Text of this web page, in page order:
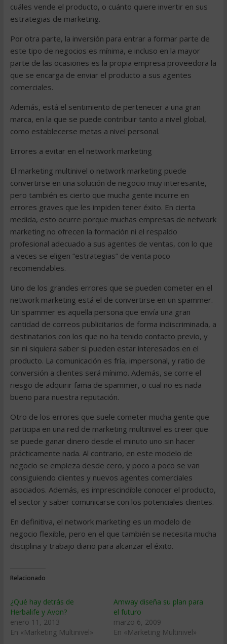
cuáles vende el producto, o cuánto quiere invertir en sus
estrategias de marketing.
Por otra parte, la inversión para entrar a formar parte de
este tipo de negocios es mínima, e incluso en la mayor
parte de las ocasiones es la propia empresa proveedora la
que se encarga de enviar el producto a sus agentes
comerciales.
Además, está el sentimiento de pertenecer a una gran
marca, en la que se puede contribuir tanto a nivel global,
como establecerse metas a nivel personal.
Errores a evitar en el network marketing
El marketing multinivel o network marketing puede
convertirse en una solución de negocio muy interesante,
pero también es cierto que mucha gente incurre en
errores graves que les impiden tener éxito. En cierta
medida, esto ocurre porque muchas empresas de network
marketing no ofrecen la formación ni el respaldo
profesional adecuado a sus agentes de ventas, con lo que
a veces se eligen “estrategias” de venta poco
recomendables.
Uno de los grandes errores que se pueden cometer en el
network marketing está el de convertirse en un spammer.
Un spammer es aquella persona que envía una gran
cantidad de correos publicitarios de forma indiscriminada, a
destinatarios con los que no ha tenido contacto previo, y
sin ni siquiera saber si pueden estar interesados en el
producto. La comunicación es fría, impersonal, y ratio de
conversión a clientes será mínimo. Además, se corre el
riesgo de adquirir fama de spammer, o cual no es nada
bueno para nuestra reputación.
Otro de los errores que suele cometer mucha gente que
participa en una red de marketing multinivel es creer que
se puede ganar dinero desde el minuto uno sin hacer
prácticamente nada. Al contrario, en este modelo de
negocio se empieza desde cero, y poco a poco se van
consiguiendo clientes y nuevos agentes comerciales
asociados. Además, es imprescindible conocer el producto,
el sector y saber comunicarse con los potenciales clientes.
En definitiva, el network marketing es un modelo de
negocio flexible, pero en el que también se necesita mucha
disciplina y trabajo diario para alcanzar el éxito.
Relacionado
¿Qué hay detrás de
Herbalife y Avon?
enero 11, 2013
En «Marketing Multinivel»
Amway diseña su plan para
el futuro
marzo 6, 2009
En «Marketing Multinivel»